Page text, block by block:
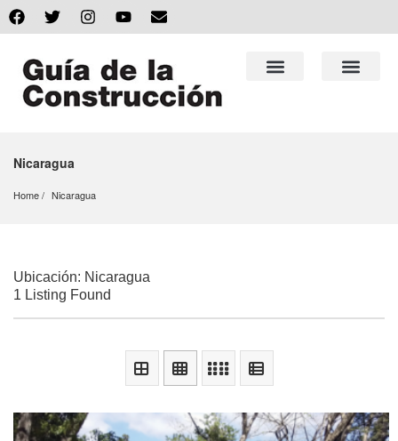
Nicaragua
Home Nicaragua
Ubicación: Nicaragua
1 Listing Found